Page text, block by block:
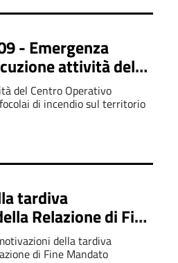
- Emergenza
attività del
Comunale
del Centro Operativo
di incendio sul territorio
tardiva
Relazione di Fine
della tardiva
di Fine Mandato